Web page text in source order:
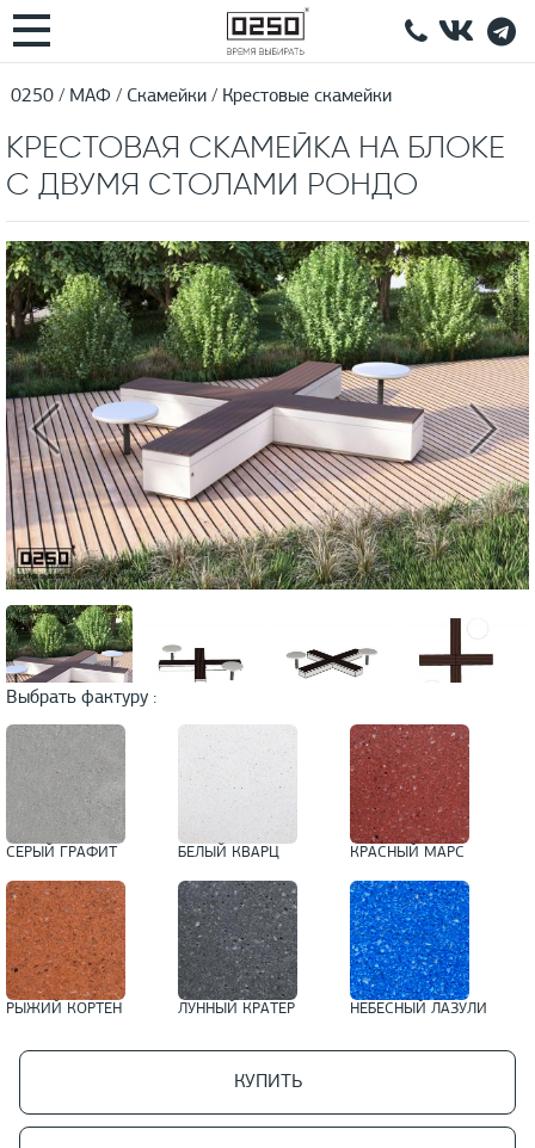
0250 МАФ Скамейки Крестовые скамейки
КРЕСТОВАЯ СКАМЕЙКА НА БЛОКЕ
С ДВУМЯ СТОЛАМИ РОНДО
Выбрать фактуру :
СЕРЫЙ ГРАФИТ БЕЛЫЙ КВАРЦ КРАСНЫЙ МАРС
РЫЖИЙ КОРТЕН ЛУННЫЙ КРАТЕР НЕБЕСНЫЙ ЛАЗУЛИ
КУПИТЬ